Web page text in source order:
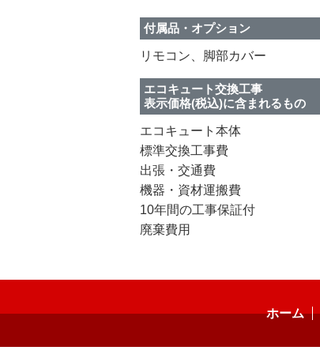
付属品・オプション
リモコン、脚部カバー
エコキュート交換工事
表示価格(税込)に含まれるもの
エコキュート本体
標準交換工事費
出張・交通費
機器・資材運搬費
10年間の工事保証付
廃棄費用
ホーム